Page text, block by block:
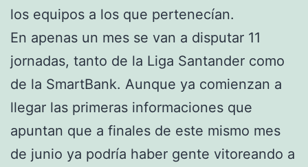
los equipos a los que pertenecían.
En apenas un mes se van a disputar 11
jornadas, tanto de la Liga Santander como
de la SmartBank. Aunque ya comienzan a
llegar las primeras informaciones que
apuntan que a finales de este mismo mes
de junio ya podría haber gente vitoreando a